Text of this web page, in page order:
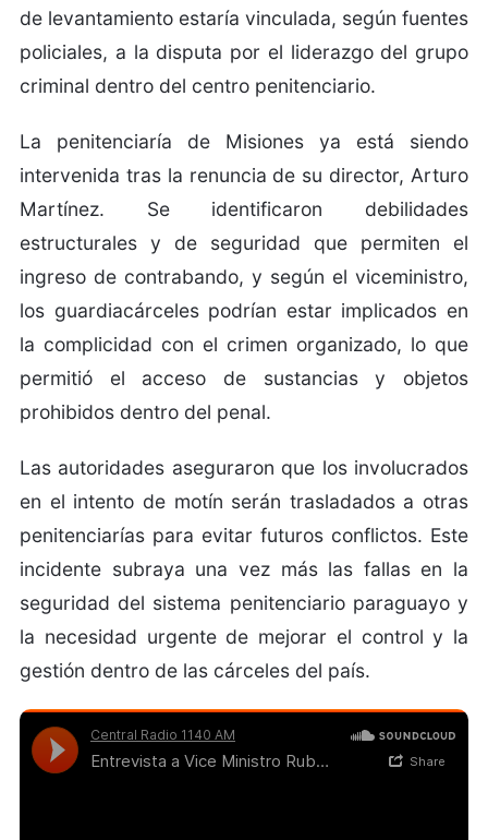
de levantamiento estaría vinculada, según fuentes
policiales, a la disputa por el liderazgo del grupo
criminal dentro del centro penitenciario.
La penitenciaría de Misiones ya está siendo
intervenida tras la renuncia de su director, Arturo
Martínez. Se identificaron debilidades
estructurales y de seguridad que permiten el
ingreso de contrabando, y según el viceministro,
los guardiacárceles podrían estar implicados en
la complicidad con el crimen organizado, lo que
permitió el acceso de sustancias y objetos
prohibidos dentro del penal.
Las autoridades aseguraron que los involucrados
en el intento de motín serán trasladados a otras
penitenciarías para evitar futuros conflictos. Este
incidente subraya una vez más las fallas en la
seguridad del sistema penitenciario paraguayo y
la necesidad urgente de mejorar el control y la
gestión dentro de las cárceles del país.